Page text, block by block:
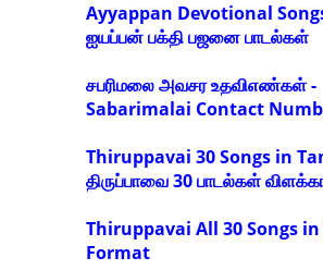
Ayyappan Devotional
ஐயப்பன் பக்தி பஜனை பாடல்கள்
சபரிமலை அவசர உதவிஎண்கள் -
Sabarimalai Contact
Thiruppavai 30 Songs in
திருப்பாவை 30 பாடல்கள்
Thiruppavai All 30 Songs
Format